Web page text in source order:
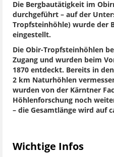
Die Bergbautätigkeit im
durchgeführt – auf der
Tropfsteinhöhle) wurde der
eingestellt.
Die Obir-Tropfsteinhöhlen
Zugang und wurden beim
1870 entdeckt. Bereits in
2 km Naturhöhlen
wurden von der Kärntner
Höhlenforschung noch
– die Gesamtlänge wird auf
Wichtige Infos